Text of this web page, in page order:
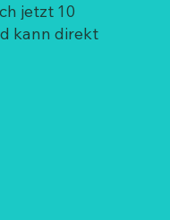
jetzt 10
kann direkt